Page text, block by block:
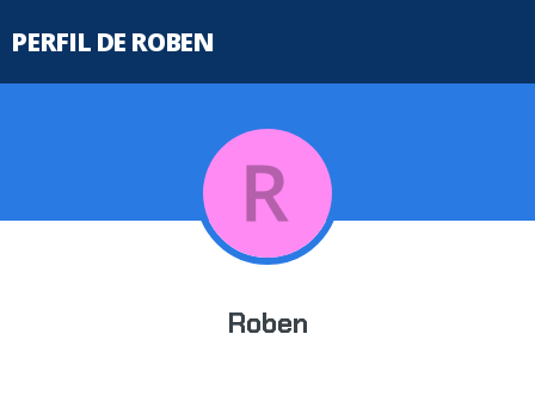
PERFIL DE ROBEN
Roben